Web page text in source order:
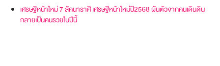
เศรษฐีหน้าใหม่ 7 ลัคนาราศี เศรษฐีหน้าใหม่ปี2568 ผันตัวจากคนเดินดิน
กลายเป็นคนรวยในปีนี้